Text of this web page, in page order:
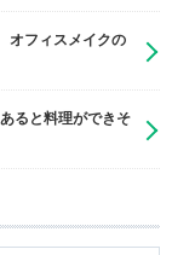
フィスメイクの
ると料理ができそ